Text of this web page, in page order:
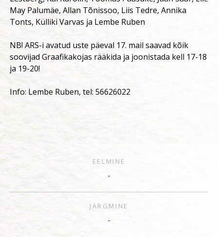
May Palumäe, Allan Tõnissoo, Liis Tedre, Annika
Tonts, Külliki Varvas ja Lembe Ruben
NB! ARS-i avatud uste päeval 17. mail saavad kõik
soovijad Graafikakojas rääkida ja joonistada kell 17-18
ja 19-20!
Info: Lembe Ruben, tel: 56626022
EELMINE
-
JÄRGMINE
-